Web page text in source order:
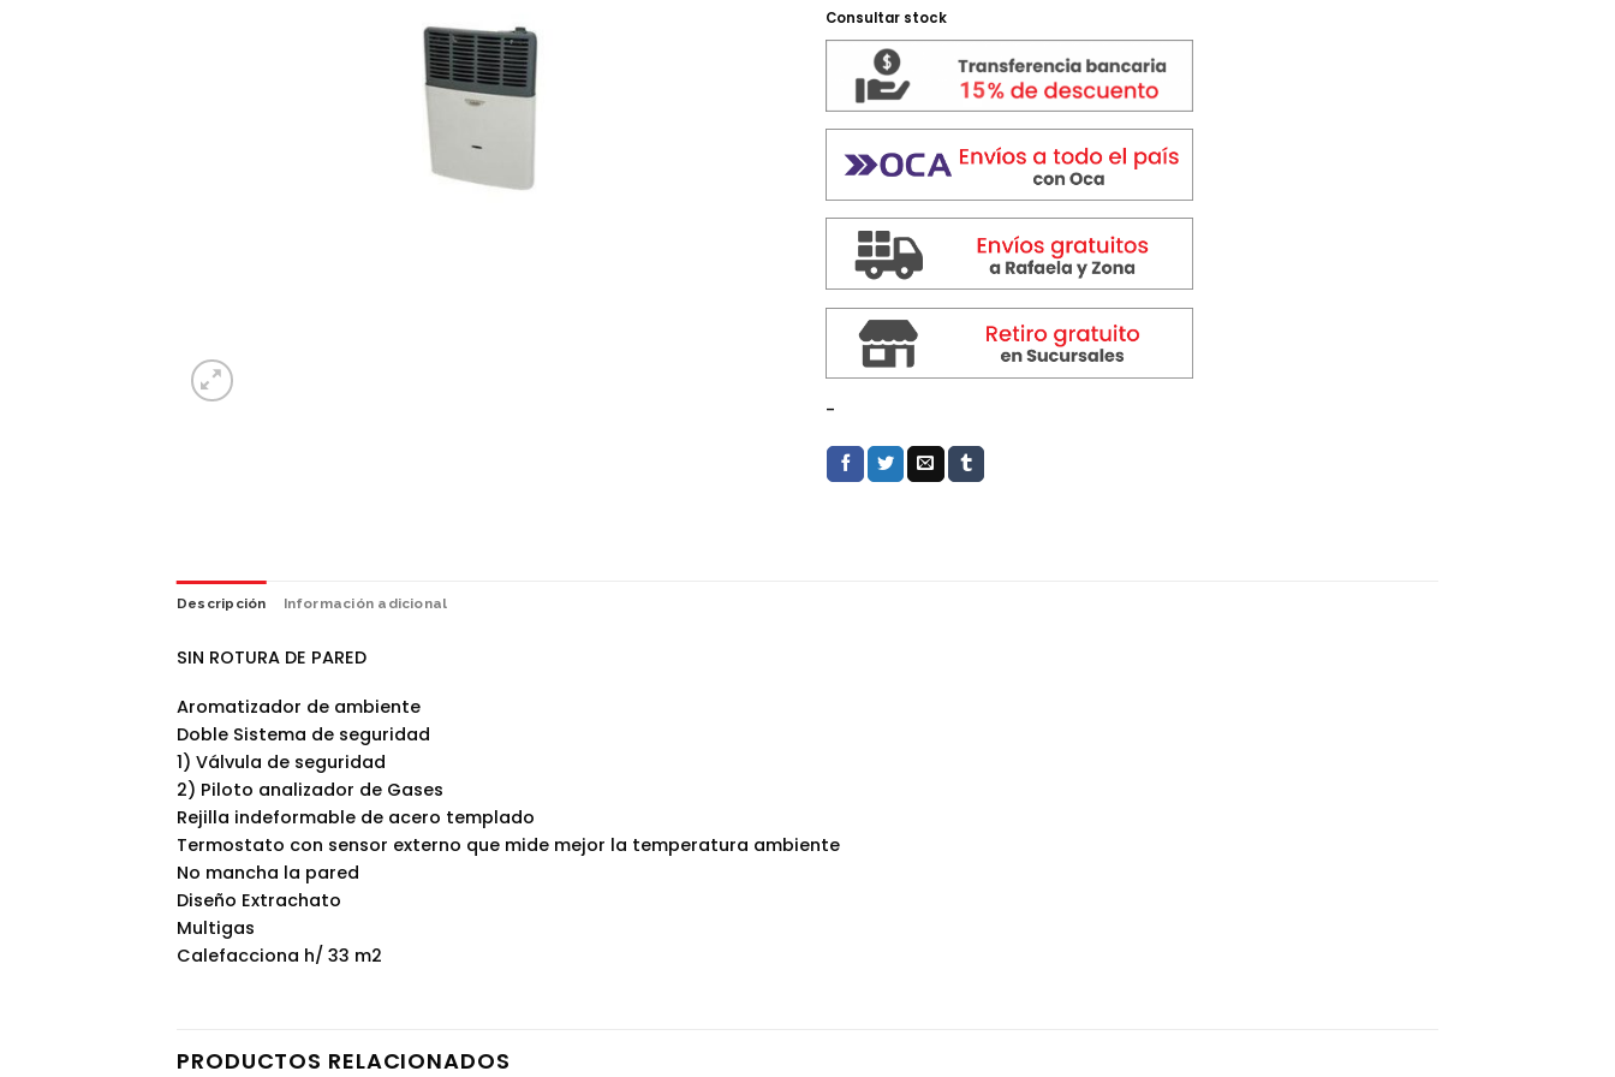
Consultar stock
-
Descripción Información adicional
SIN ROTURA DE PARED
Aromatizador de ambiente
Doble Sistema de seguridad
1) Válvula de seguridad
2) Piloto analizador de Gases
Rejilla indeformable de acero templado
Termostato con sensor externo que mide mejor la temperatura ambiente
No mancha la pared
Diseño Extrachato
Multigas
Calefacciona h/ 33 m2
PRODUCTOS RELACIONADOS